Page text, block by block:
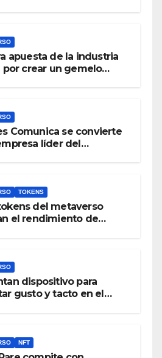
apuesta de la industria
crear un gemelo
Comunica se convierte
líder del
TOKENS
del metaverso
el rendimiento de
dispositivo para
gusto y tacto en el
NFT